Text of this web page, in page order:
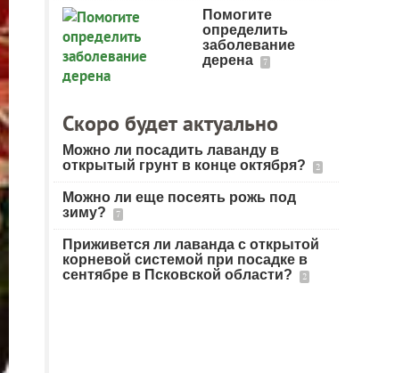
Помогите
определить
заболевание
дерена
7
Скоро будет актуально
Можно ли посадить лаванду в
открытый грунт в конце октября?
2
Можно ли еще посеять рожь под
зиму?
7
Приживется ли лаванда с открытой
корневой системой при посадке в
сентябре в Псковской области?
2